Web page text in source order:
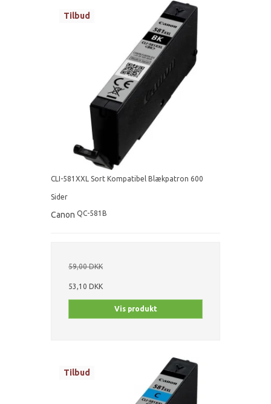
Tilbud
CLI-581XXL Sort Kompatibel Blækpatron 600
Sider
Canon QC-581B
59,00 DKK
53,10 DKK
Vis produkt
Tilbud